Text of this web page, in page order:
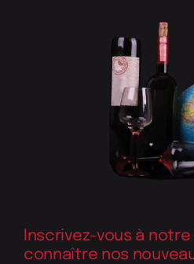
Inscrivez-vous à
connaître nos